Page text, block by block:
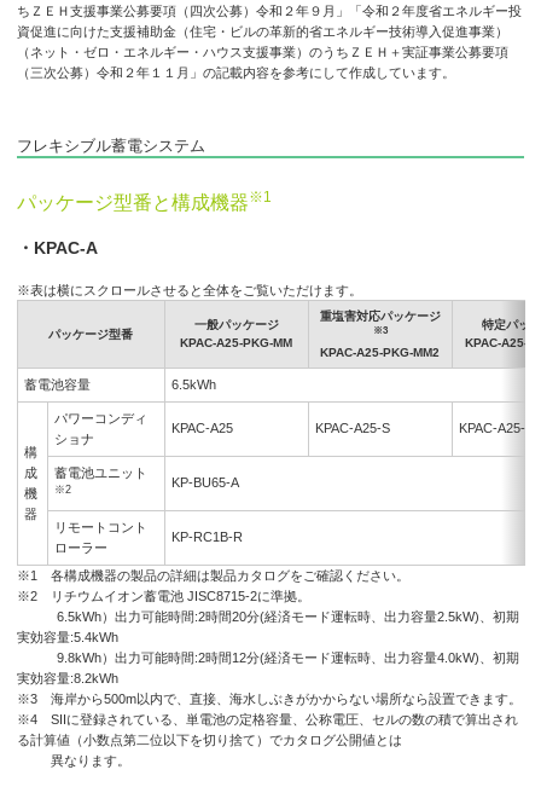
ちＺＥＨ支援事業公募要項（四次公募）令和２年９月」「令和２年度省エネルギー投
資促進に向けた支援補助金（住宅・ビルの革新的省エネルギー技術導入促進事業）
（ネット・ゼロ・エネルギー・ハウス支援事業）のうちＺＥＨ＋実証事業公募要項
（三次公募）令和２年１１月」の記載内容を参考にして作成しています。
フレキシブル蓄電システム
パッケージ型番と構成機器※1
・KPAC-A
※表は横にスクロールさせると全体をご覧いただけます。
パッケージ型番
一般パッケージ
KPAC-A25-PKG-MM
重塩害対応パッケージ
※3
KPAC-A25-PKG-MM2
特定パッ
KPAC-A25-
蓄電池容量 6.5kWh
構
成
機
器
パワーコンディ
ショナ
KPAC-A25 KPAC-A25-S KPAC-A25-C
蓄電池ユニット
※2 KP-BU65-A
リモートコント
ローラー
KP-RC1B-R
※1 各構成機器の製品の詳細は製品カタログをご確認ください。
※2 リチウムイオン蓄電池 JISC8715-2に準拠。
6.5kWh）出力可能時間:2時間20分(経済モード運転時、出力容量2.5kW)、初期
実効容量:5.4kWh
9.8kWh）出力可能時間:2時間12分(経済モード運転時、出力容量4.0kW)、初期
実効容量:8.2kWh
※3 海岸から500m以内で、直接、海水しぶきがかからない場所なら設置できます。
※4 SIIに登録されている、単電池の定格容量、公称電圧、セルの数の積で算出され
る計算値（小数点第二位以下を切り捨て）でカタログ公開値とは
異なります。